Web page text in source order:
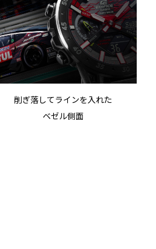
削ぎ落してラインを入れた
ベゼル側面